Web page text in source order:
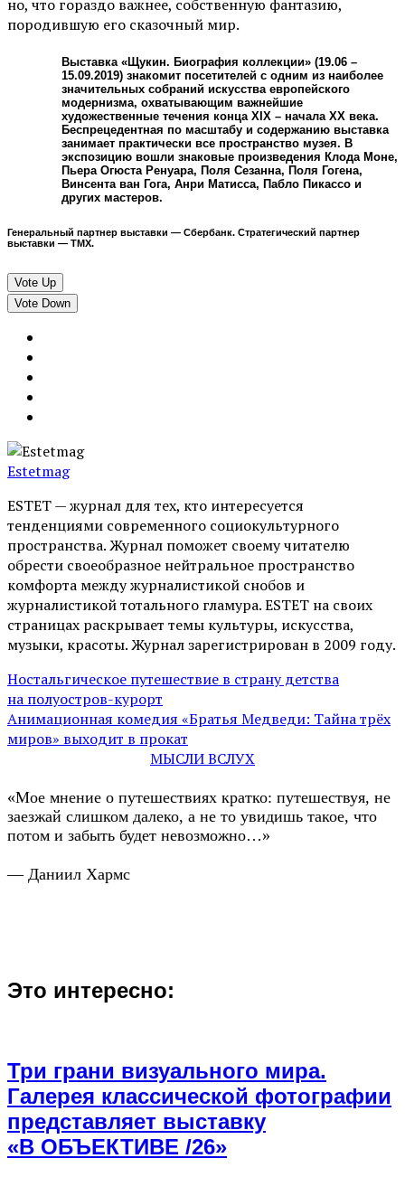
но, что гораздо важнее, собственную фантазию,
породившую его сказочный мир.
Выставка «Щукин. Биография коллекции» (19.06 –
15.09.2019) знакомит посетителей с одним из наиболее
значительных собраний искусства европейского
модернизма, охватывающим важнейшие
художественные течения конца XIX – начала ХХ века.
Беспрецедентная по масштабу и содержанию выставка
занимает практически все пространство музея. В
экспозицию вошли знаковые произведения Клода Моне,
Пьера Огюста Ренуара, Поля Сезанна, Поля Гогена,
Винсента ван Гога, Анри Матисса, Пабло Пикассо и
других мастеров.
Генеральный партнер выставки — Сбербанк. Стратегический партнер
выставки — ТМХ.
Vote Up
Vote Down
Estetmag
ESTET — журнал для тех, кто интересуeтся
тенденциями современного социокультурного
пространства. Журнал поможет своему читателю
обрести своеобразное нейтральное пространство
комфорта между журналистикой снобов и
журналистикой тотального гламура. ESTET на своих
страницах раскрывает темы культуры, искусства,
музыки, красоты. Журнал зарегистрирован в 2009 году.
Ностальгическое путешествие в страну детства
на полуостров-курорт
Анимационная комедия «Братья Медведи: Тайна трёх
миров» выходит в прокат
МЫСЛИ ВСЛУХ
«Мое мнение о путешествиях кратко: путешествуя, не
заезжай слишком далеко, а не то увидишь такое, что
потом и забыть будет невозможно…»
— Даниил Хармс
Это интересно:
Три грани визуального мира.
Галерея классической фотографии
представляет выставку
«В ОБЪЕКТИВЕ /26»